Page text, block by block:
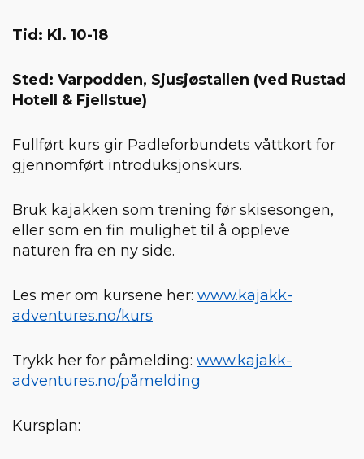
Tid: Kl. 10-18
Sted: Varpodden, Sjusjøstallen (ved Rustad
Hotell & Fjellstue)
Fullført kurs gir Padleforbundets våttkort for
gjennomført introduksjonskurs.
Bruk kajakken som trening før skisesongen,
eller som en fin mulighet til å oppleve
naturen fra en ny side.
Les mer om kursene her: www.kajakk-
adventures.no/kurs
Trykk her for påmelding: www.kajakk-
adventures.no/påmelding
Kursplan: